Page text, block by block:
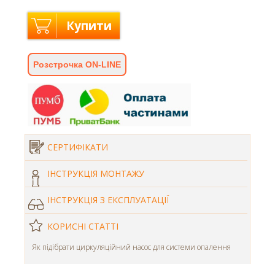
Купити
Розстрочка ON-LINE
СЕРТИФІКАТИ
ІНСТРУКЦІЯ МОНТАЖУ
ІНСТРУКЦІЯ З ЕКСПЛУАТАЦІЇ
КОРИСНІ СТАТТІ
Як підібрати циркуляційний насос для системи опалення